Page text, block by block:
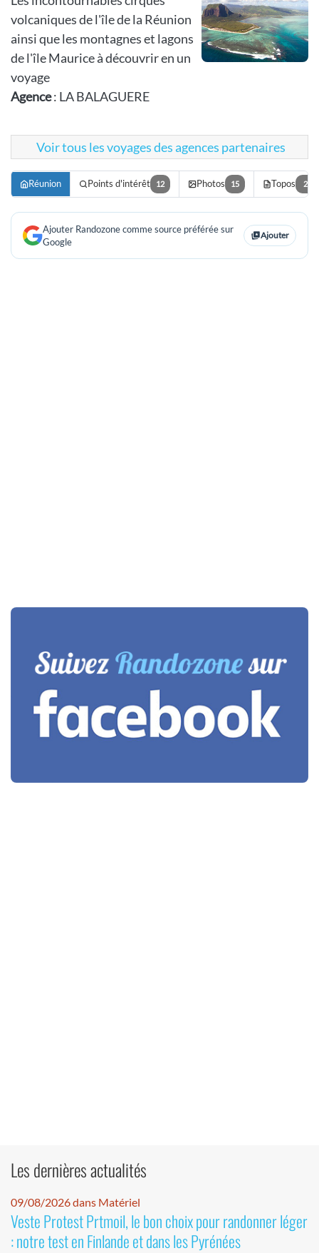
volcaniques de l'île de la Réunion
ainsi que les montagnes et lagons
de l'île Maurice à découvrir en un
voyage
Agence: LA BALAGUERE
Voir tous les voyages des agences partenaires
Réunion Points d'intérêt 12 Photos 15 Topos 2
Ajouter Randozone comme source préférée sur
Google
Ajouter
Les dernières actualités
09/08/2026 dans Matériel
Veste Protest Prtmoil, le bon choix pour randonner léger
: notre test en Finlande et dans les Pyrénées